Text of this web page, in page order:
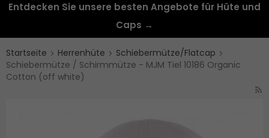
Entdecken Sie unsere besten Angebote für Hüte und
Caps →
Startseite Herrenhüte
Schiebermütze/Flatcap
Schiebermütze / Schirmmütze - MJM Tiel 10186 Organic
Cotton (off white)